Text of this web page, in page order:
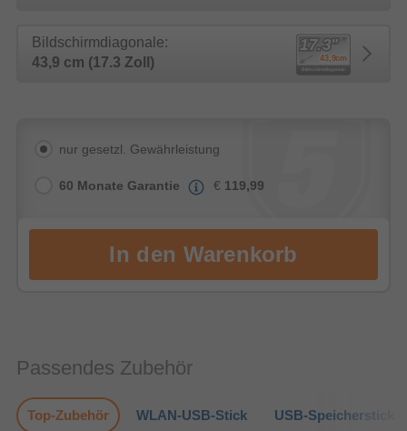
Bildschirmdiagonale:
43,9 cm (17.3 Zoll)
nur gesetzl. Gewährleistung
60 Monate Garantie € 119,99
Passendes Zubehör
Top-Zubehör WLAN-USB-Stick USB-Speicherstick